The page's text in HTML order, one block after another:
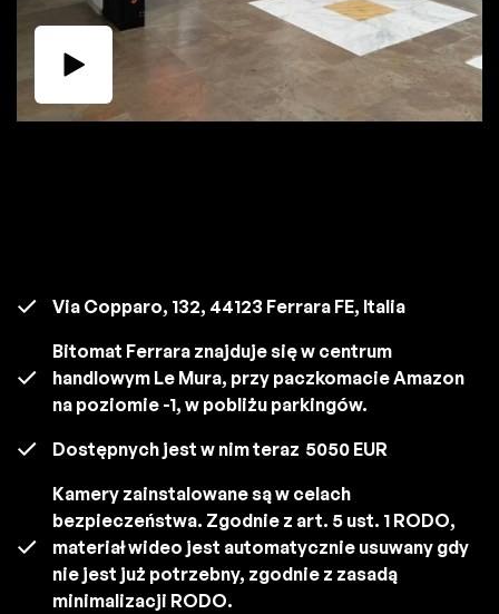
Via Copparo, 132, 44123 Ferrara FE, Italia
Bitomat Ferrara znajduje się w centrum
handlowym Le Mura, przy paczkomacie Amazon
na poziomie -1, w pobliżu parkingów.
Dostępnych jest w nim teraz 5050 EUR
Kamery zainstalowane są w celach
bezpieczeństwa. Zgodnie z art. 5 ust. 1 RODO,
materiał wideo jest automatycznie usuwany gdy
nie jest już potrzebny, zgodnie z zasadą
minimalizacji RODO.